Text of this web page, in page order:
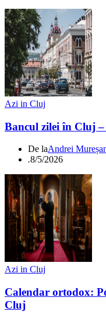
Azi in Cluj
Bancul zilei în Cluj –
De laAndrei
.8/5/2026
Azi in Cluj
Calendar ortodox:
Cluj